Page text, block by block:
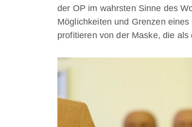
der OP im wahrsten Sinne des
Möglichkeiten und Grenzen
profitieren von der Maske, die